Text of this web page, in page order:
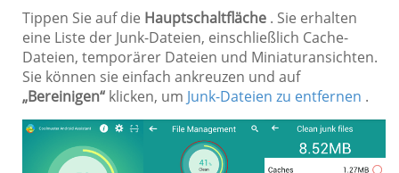
Tippen Sie auf die Hauptschaltfläche . Sie erhalten
eine Liste der Junk-Dateien, einschließlich Cache-
Dateien, temporärer Dateien und Miniaturansichten.
Sie können sie einfach ankreuzen und auf
„Bereinigen“ klicken, um Junk-Dateien zu entfernen .